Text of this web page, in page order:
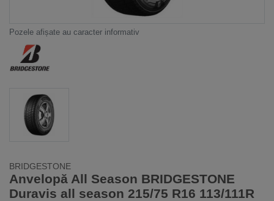
Pozele afișate au caracter informativ
BRIDGESTONE
Anvelopă All Season BRIDGESTONE
Duravis all season 215/75 R16 113/111R